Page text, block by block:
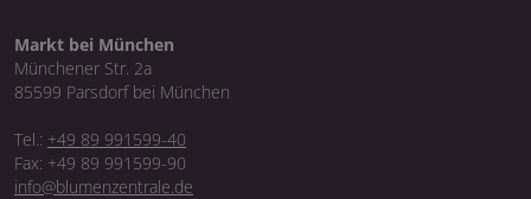
Markt bei München
Münchener Str. 2a
85599 Parsdorf bei München
Tel.: +49 89 991599-40
Fax: +49 89 991599-90
info@blumenzentrale.de